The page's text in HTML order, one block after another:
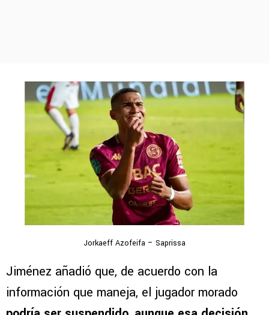
Jorkaeff Azofeifa – Saprissa
Jiménez añadió que, de acuerdo con la
información que maneja, el jugador morado